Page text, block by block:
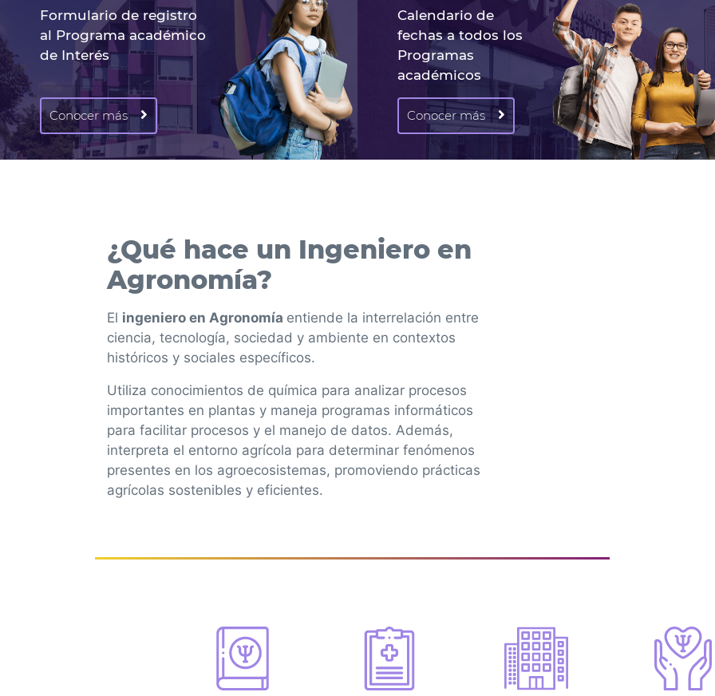
Formulario de registro
al Programa académico
de Interés
Conocer más
Calendario de
fechas a todos los
Programas
académicos
Conocer más
¿Qué hace un Ingeniero en
Agronomía?
El ingeniero en Agronomía entiende la interrelación entre
ciencia, tecnología, sociedad y ambiente en contextos
históricos y sociales específicos.
Utiliza conocimientos de química para analizar procesos
importantes en plantas y maneja programas informáticos
para facilitar procesos y el manejo de datos. Además,
interpreta el entorno agrícola para determinar fenómenos
presentes en los agroecosistemas, promoviendo prácticas
agrícolas sostenibles y eficientes.